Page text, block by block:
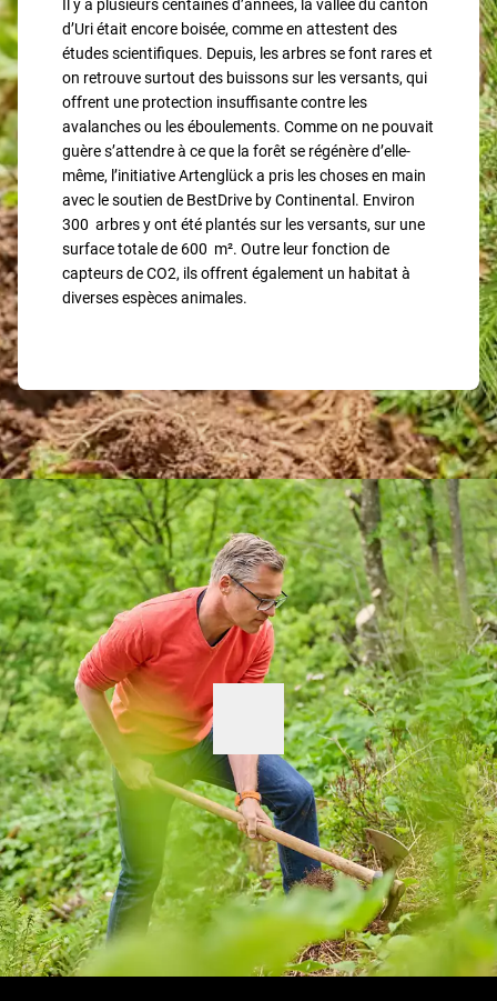
Il y a plusieurs centaines d’années, la vallée du canton
d’Uri était encore boisée, comme en attestent des
études scientifiques. Depuis, les arbres se font rares et
on retrouve surtout des buissons sur les versants, qui
offrent une protection insuffisante contre les
avalanches ou les éboulements. Comme on ne pouvait
guère s’attendre à ce que la forêt se régénère d’elle-
même, l’initiative Artenglück a pris les choses en main
avec le soutien de BestDrive by Continental. Environ
300 arbres y ont été plantés sur les versants, sur une
surface totale de 600 m². Outre leur fonction de
capteurs de CO2, ils offrent également un habitat à
diverses espèces animales.